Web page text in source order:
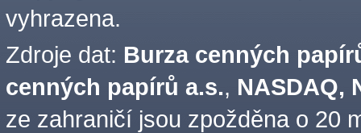
vyhrazena.
Zdroje dat: Burza cenných
cenných papírů a.s., NASDAQ,
ze zahraničí jsou zpožděna o 20